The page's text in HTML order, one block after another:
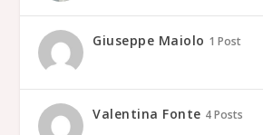
Giuseppe Maiolo 1 Post
Valentina Fonte 4 Posts